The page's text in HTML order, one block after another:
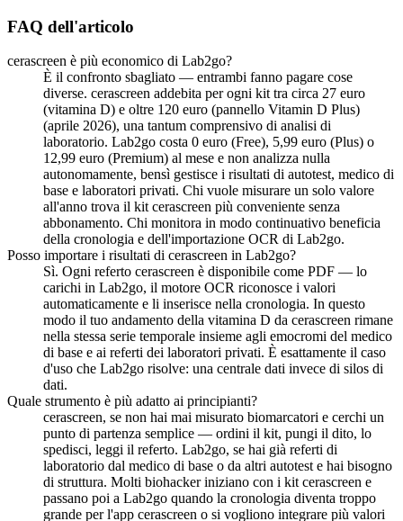
FAQ dell'articolo
cerascreen è più economico di Lab2go?
È il confronto sbagliato — entrambi fanno pagare cose
diverse. cerascreen addebita per ogni kit tra circa 27 euro
(vitamina D) e oltre 120 euro (pannello Vitamin D Plus)
(aprile 2026), una tantum comprensivo di analisi di
laboratorio. Lab2go costa 0 euro (Free), 5,99 euro (Plus) o
12,99 euro (Premium) al mese e non analizza nulla
autonomamente, bensì gestisce i risultati di autotest, medico di
base e laboratori privati. Chi vuole misurare un solo valore
all'anno trova il kit cerascreen più conveniente senza
abbonamento. Chi monitora in modo continuativo beneficia
della cronologia e dell'importazione OCR di Lab2go.
Posso importare i risultati di cerascreen in Lab2go?
Sì. Ogni referto cerascreen è disponibile come PDF — lo
carichi in Lab2go, il motore OCR riconosce i valori
automaticamente e li inserisce nella cronologia. In questo
modo il tuo andamento della vitamina D da cerascreen rimane
nella stessa serie temporale insieme agli emocromi del medico
di base e ai referti dei laboratori privati. È esattamente il caso
d'uso che Lab2go risolve: una centrale dati invece di silos di
dati.
Quale strumento è più adatto ai principianti?
cerascreen, se non hai mai misurato biomarcatori e cerchi un
punto di partenza semplice — ordini il kit, pungi il dito, lo
spedisci, leggi il referto. Lab2go, se hai già referti di
laboratorio dal medico di base o da altri autotest e hai bisogno
di struttura. Molti biohacker iniziano con i kit cerascreen e
passano poi a Lab2go quando la cronologia diventa troppo
grande per l'app cerascreen o si vogliono integrare più valori